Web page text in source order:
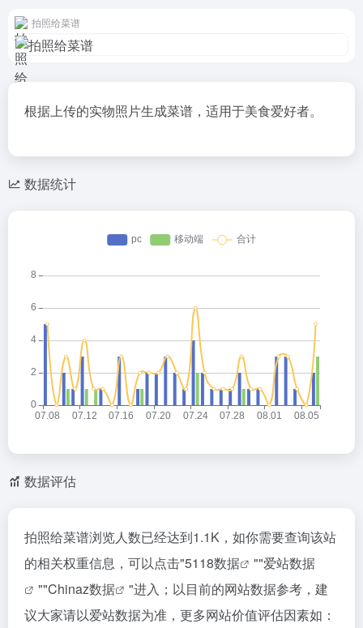
拍照给菜谱
根据上传的实物照片生成菜谱，适用于美食爱好者。
数据统计
数据评估
拍照给菜谱浏览人数已经达到1.1K，如你需要查询该站
的相关权重信息，可以点击"5118数据 ""爱站数据
""Chinaz数据
"进入；以目前的网站数据参考，建
议大家请以爱站数据为准，更多网站价值评估因素如：